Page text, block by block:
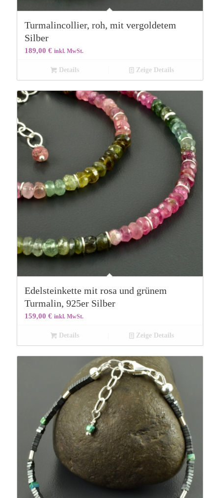
Turmalincollier, roh, mit vergoldetem
Silber
189,00 € inkl. MwSt.
Details Zeige Details
Edelsteinkette mit rosa und grünem
Turmalin, 925er Silber
159,00 € inkl. MwSt.
Details Zeige Details